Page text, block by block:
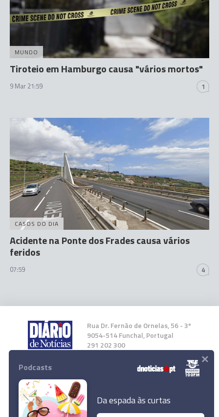
MUNDO
Tiroteio em Hamburgo causa "vários mortos"
9 Mar 21:59 1
CASOS DO DIA
Acidente na Ponte dos Frades causa vários
feridos
07:59 4
Rua Dr. Fernão de Ornelas, 56 - 3º
9054-514 Funchal, Portugal
291 202 300
Instale a nossa App
Podcasts
Da espada às curtas
×